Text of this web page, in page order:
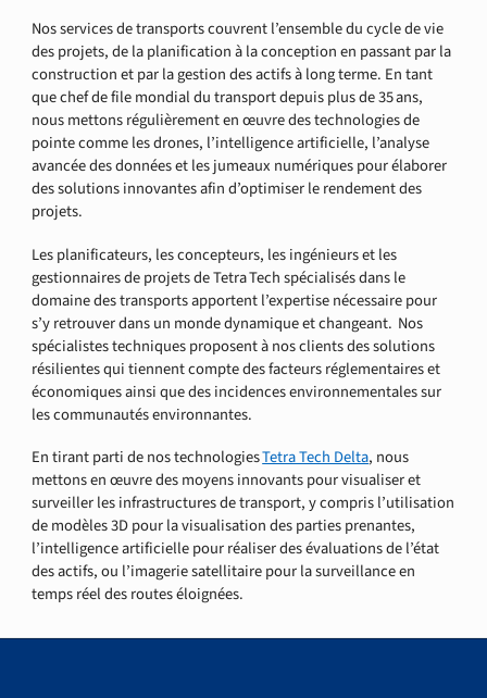
Nos services de transports couvrent l’ensemble du cycle de vie
des projets, de la planification à la conception en passant par la
construction et par la gestion des actifs à long terme. En tant
que chef de file mondial du transport depuis plus de 35 ans,
nous mettons régulièrement en œuvre des technologies de
pointe comme les drones, l’intelligence artificielle, l’analyse
avancée des données et les jumeaux numériques pour élaborer
des solutions innovantes afin d’optimiser le rendement des
projets.
Les planificateurs, les concepteurs, les ingénieurs et les
gestionnaires de projets de Tetra Tech spécialisés dans le
domaine des transports apportent l’expertise nécessaire pour
s’y retrouver dans un monde dynamique et changeant. Nos
spécialistes techniques proposent à nos clients des solutions
résilientes qui tiennent compte des facteurs réglementaires et
économiques ainsi que des incidences environnementales sur
les communautés environnantes.
En tirant parti de nos technologiesTetra Tech Delta, nous
mettons en œuvre des moyens innovants pour visualiser et
surveiller les infrastructures de transport, y compris l’utilisation
de modèles 3D pour la visualisation des parties prenantes,
l’intelligence artificielle pour réaliser des évaluations de l’état
des actifs, ou l’imagerie satellitaire pour la surveillance en
temps réel des routes éloignées.